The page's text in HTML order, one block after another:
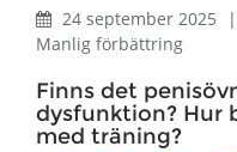
24 september 2025 |
Manlig förbättring
Finns det
dysfunktion? Hur
med träning?